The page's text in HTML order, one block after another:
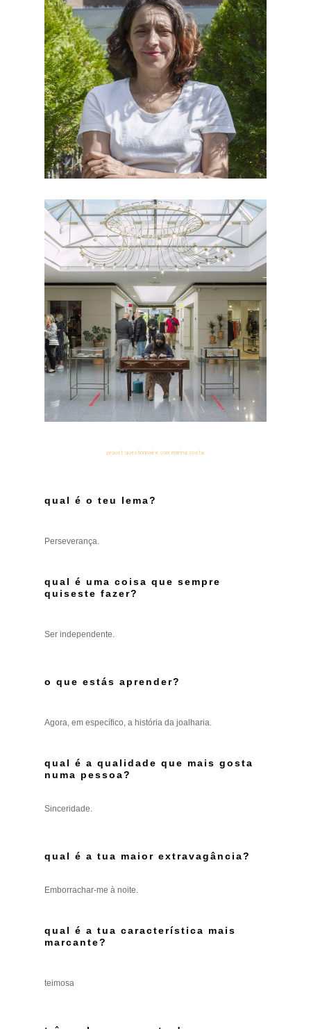
proust questionnaire com marina costa
qual é o teu lema?
Perseverança.
qual é uma coisa que sempre
quiseste fazer?
Ser independente.
o que estás aprender?
Agora, em específico, a história da joalharia.
qual é a qualidade que mais gosta
numa pessoa?
Sinceridade.
qual é a tua maior extravagância?
Emborrachar-me à noite.
qual é a tua característica mais
marcante?
teimosa